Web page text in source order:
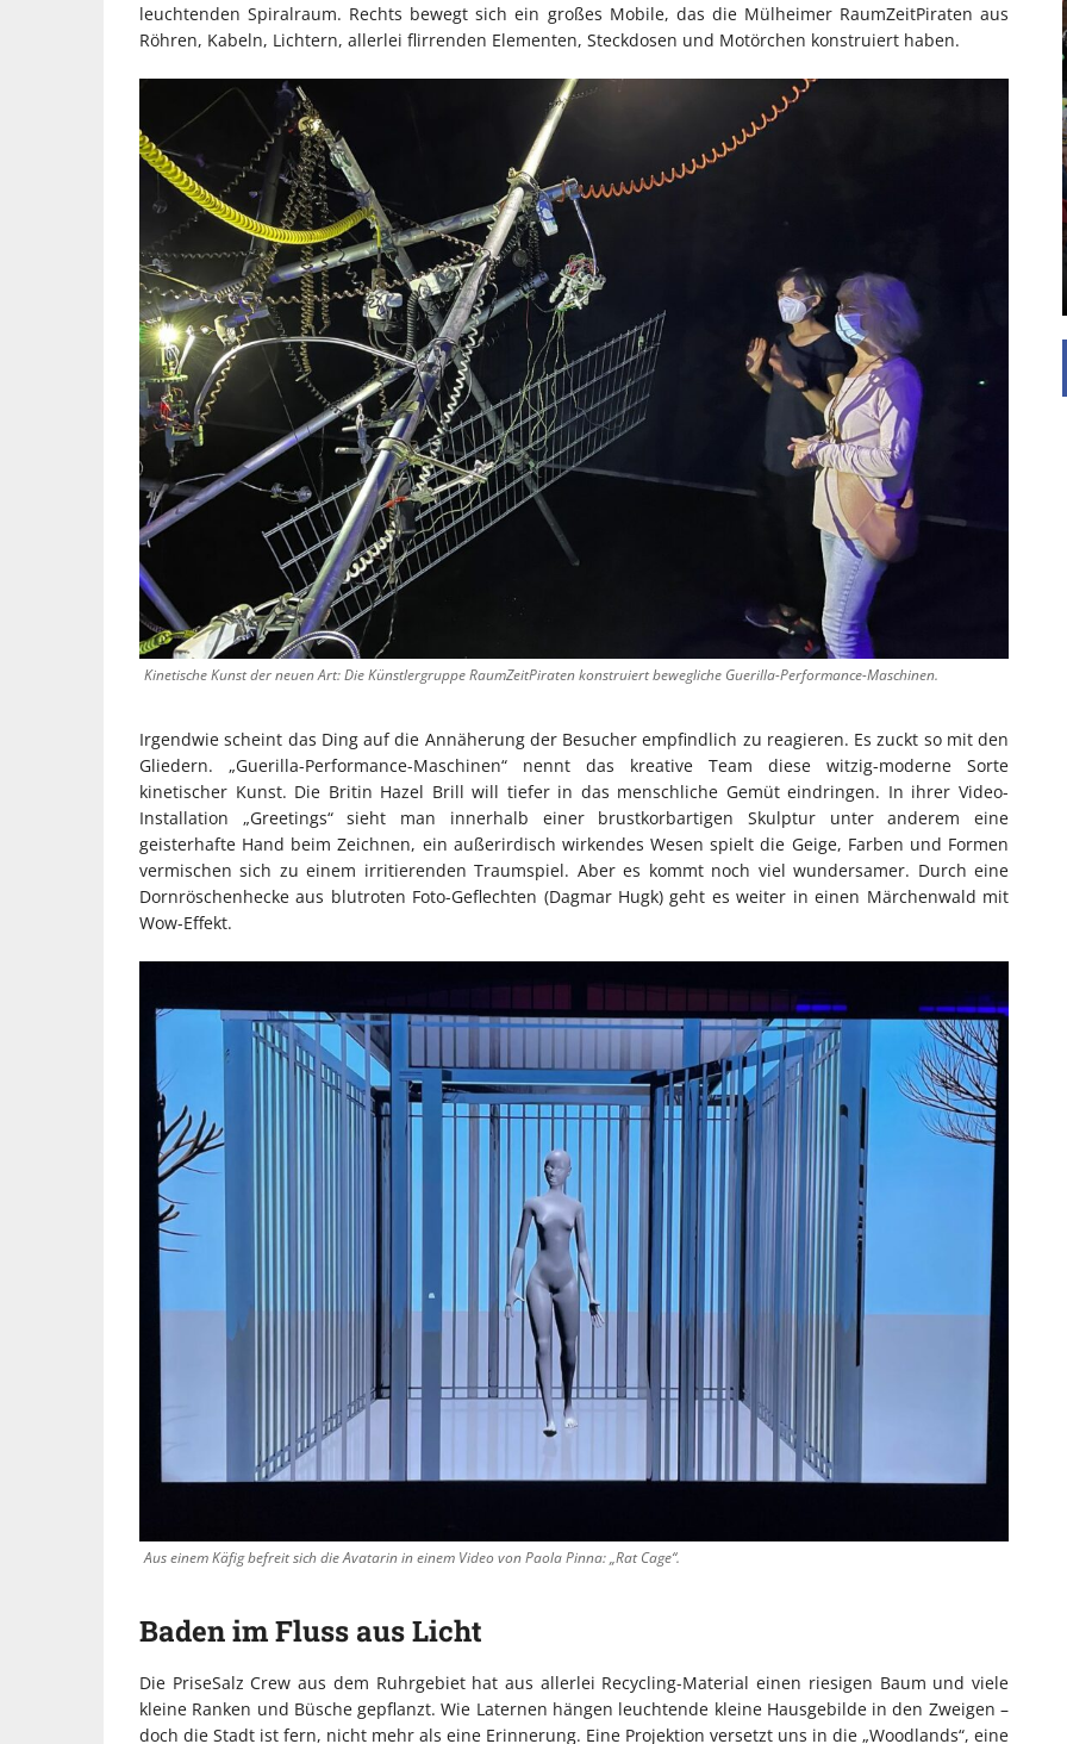
leuchtenden Spiralraum. Rechts bewegt sich ein großes Mobile, das die Mülheimer RaumZeitPiraten aus
Röhren, Kabeln, Lichtern, allerlei flirrenden Elementen, Steckdosen und Motörchen konstruiert haben.
Kinetische Kunst der neuen Art: Die Künstlergruppe RaumZeitPiraten konstruiert bewegliche Guerilla-Performance-Maschinen.
Irgendwie scheint das Ding auf die Annäherung der Besucher empfindlich zu reagieren. Es zuckt so mit den
Gliedern. „Guerilla-Performance-Maschinen“ nennt das kreative Team diese witzig-moderne Sorte
kinetischer Kunst. Die Britin Hazel Brill will tiefer in das menschliche Gemüt eindringen. In ihrer Video-
Installation „Greetings“ sieht man innerhalb einer brustkorbartigen Skulptur unter anderem eine
geisterhafte Hand beim Zeichnen, ein außerirdisch wirkendes Wesen spielt die Geige, Farben und Formen
vermischen sich zu einem irritierenden Traumspiel. Aber es kommt noch viel wundersamer. Durch eine
Dornröschenhecke aus blutroten Foto-Geflechten (Dagmar Hugk) geht es weiter in einen Märchenwald mit
Wow-Effekt.
Aus einem Käfig befreit sich die Avatarin in einem Video von Paola Pinna: „Rat Cage“.
Baden im Fluss aus Licht
Die PriseSalz Crew aus dem Ruhrgebiet hat aus allerlei Recycling-Material einen riesigen Baum und viele
kleine Ranken und Büsche gepflanzt. Wie Laternen hängen leuchtende kleine Hausgebilde in den Zweigen –
doch die Stadt ist fern, nicht mehr als eine Erinnerung. Eine Projektion versetzt uns in die „Woodlands“, eine
INDUSTRIELLER CHIC: WIE
EINFAMILIENHAUS
UNTERSTÜTZEN
Die Inspiration des industriellen Chics sind die
Werkshallen des Industriezeitalters. Die Basis für
diesen Stil sind große Räume, schlicht gehalten
mit rustikalen Elementen und großen
Fensterflächen. Wie so vieles wurde ...
KARNEVAL UND ROSENMONTAG:
WARUM DIE TRADITIONEN IN
DÜSSELDORF BIS HEUTE
LEBENDIG BLEIBEN
Mehr als 700.000 Menschen verfolgten laut
Angaben des Comitee Düsseldorfer Carneval